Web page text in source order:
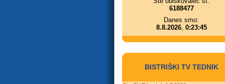
6188477
Danes smo:
8.8.2026, 0:23:45
BISTRIŠKI TV TEDNIK